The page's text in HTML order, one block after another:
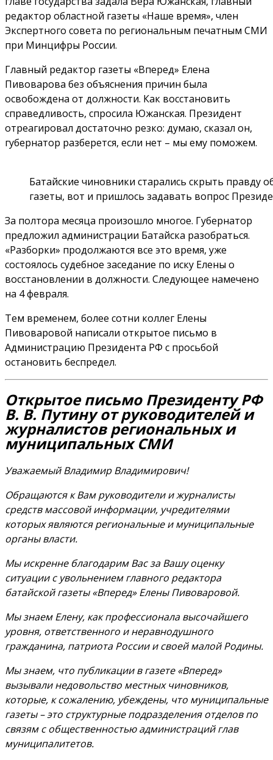
редактор областной газеты «Наше время», член
Экспертного совета по региональным печатным СМИ
при Минцифры России.
Главный редактор газеты «Вперед» Елена
Пивоварова без объяснения причин была
освобождена от должности. Как восстановить
справедливость, спросила Южанская. Президент
отреагировал достаточно резко: думаю, сказал он,
губернатор разберется, если нет – мы ему поможем.
Батайские чиновники старались скрыть правду
газеты, вот и пришлось задавать вопрос
За полтора месяца произошло многое. Губернатор
предложил администрации Батайска разобраться.
«Разборки» продолжаются все это время, уже
состоялось судебное заседание по иску Елены о
восстановлении в должности. Следующее намечено
на 4 февраля.
Тем временем, более сотни коллег Елены
Пивоваровой написали открытое письмо в
Администрацию Президента РФ с просьбой
остановить беспредел.
Открытое письмо Президенту РФ
В. В. Путину от руководителей и
журналистов региональных и
муниципальных СМИ
Уважаемый Владимир Владимирович!
Обращаются к Вам руководители и журналисты
средств массовой информации, учредителями
которых являются региональные и муниципальные
органы власти.
Мы искренне благодарим Вас за Вашу оценку
ситуации с увольнением главного редактора
батайской газеты «Вперед» Елены Пивоваровой.
Мы знаем Елену, как профессионала высочайшего
уровня, ответственного и неравнодушного
гражданина, патриота России и своей малой Родины.
Мы знаем, что публикации в газете «Вперед»
вызывали недовольство местных чиновников,
которые, к сожалению, убеждены, что муниципальные
газеты – это структурные подразделения отделов по
связям с общественностью администраций глав
муниципалитетов.